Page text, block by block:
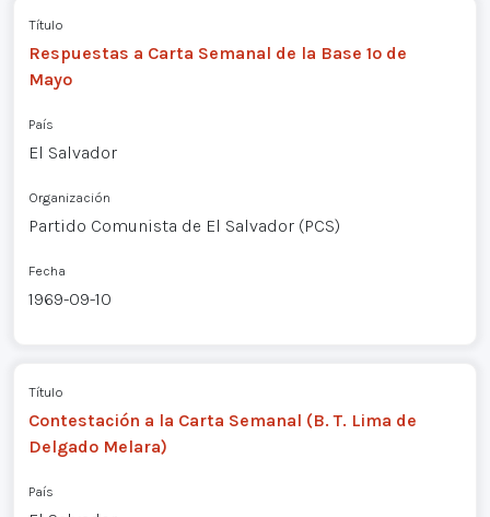
Título
Respuestas a Carta Semanal de la Base 1º de
Mayo
País
El Salvador
Organización
Partido Comunista de El Salvador (PCS)
Fecha
1969-09-10
Título
Contestación a la Carta Semanal (B. T. Lima de
Delgado Melara)
País